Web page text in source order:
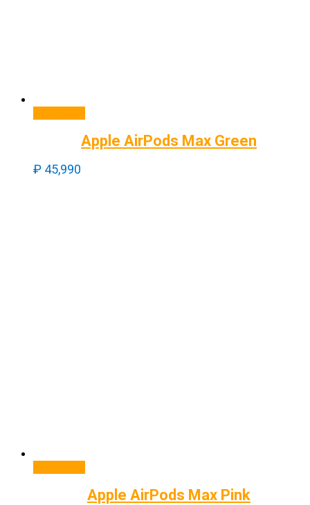
Apple AirPods Max Green
₽ 45,990
Apple AirPods Max Pink